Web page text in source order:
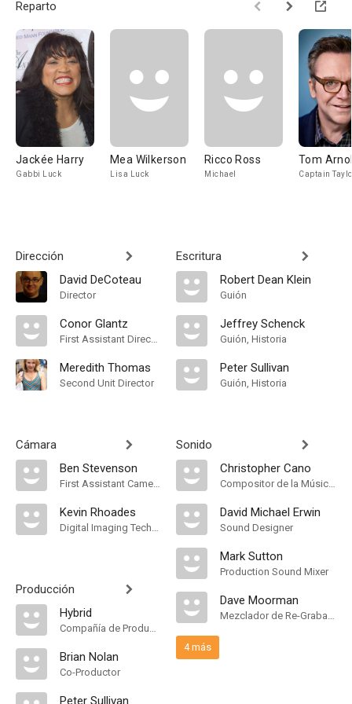
Reparto
Jackée Harry
Gabbi Luck
Mea Wilkerson
Lisa Luck
Ricco Ross
Michael
Tom
Captain
Dirección
David DeCoteau
Director
Conor Glantz
First Assistant Director
Meredith Thomas
Second Unit Director
Cámara
Ben Stevenson
First Assistant Camera
Kevin Rhoades
Digital Imaging Technician
Producción
Hybrid
Compañía de Produccion
Brian Nolan
Co-Productor
Peter Sullivan
Escritura
Robert Dean Klein
Guión
Jeffrey Schenck
Guión, Historia
Peter Sullivan
Guión, Historia
Sonido
Christopher Cano
Compositor de la Música Original
David Michael Erwin
Sound Designer
Mark Sutton
Production Sound Mixer
Dave Moorman
Mezclador de Re-Grabación de Sonido
4 más